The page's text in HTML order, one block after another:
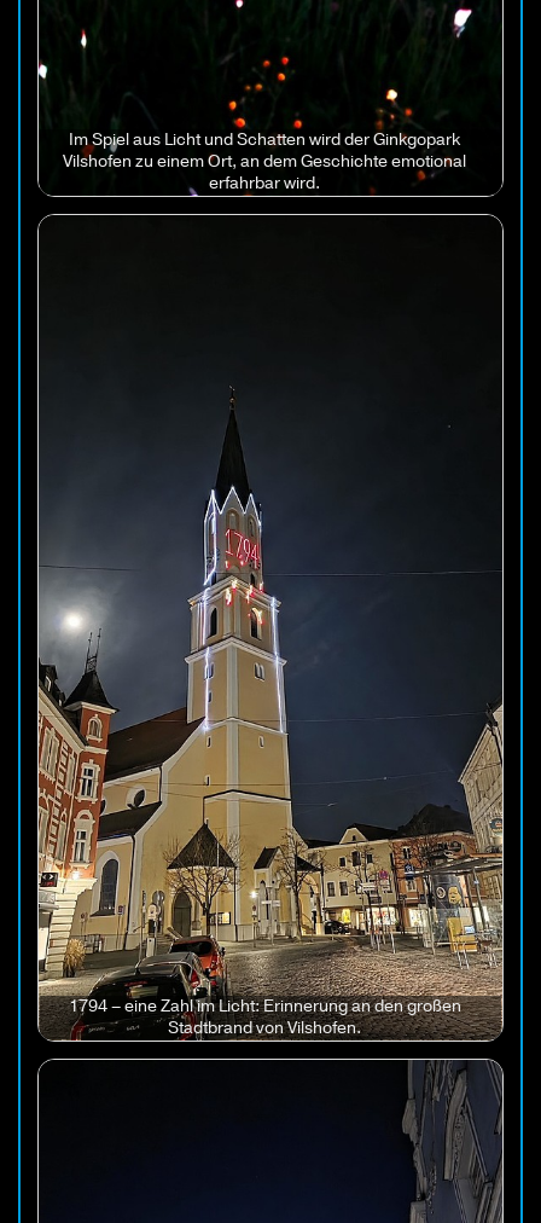
Im Spiel aus Licht und Schatten wird der Ginkgopark
Vilshofen zu einem Ort, an dem Geschichte emotional
erfahrbar wird.
1794 – eine Zahl im Licht: Erinnerung an den großen
Stadtbrand von Vilshofen.